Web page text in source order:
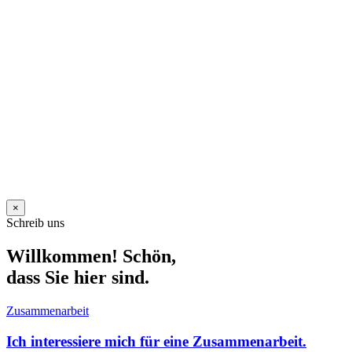
×
Schreib uns
Willkommen! Schön,
dass Sie hier sind.
Zusammenarbeit
Ich interessiere mich für eine Zusammenarbeit.